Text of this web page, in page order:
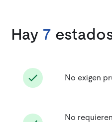
Hay 7
No exigen
No